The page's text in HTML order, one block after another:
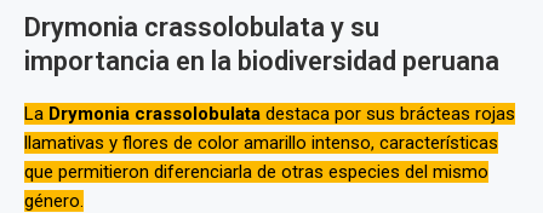
Drymonia crassolobulata y su
importancia en la biodiversidad peruana
La Drymonia crassolobulata destaca por sus brácteas rojas
llamativas y flores de color amarillo intenso, características
que permitieron diferenciarla de otras especies del mismo
género.